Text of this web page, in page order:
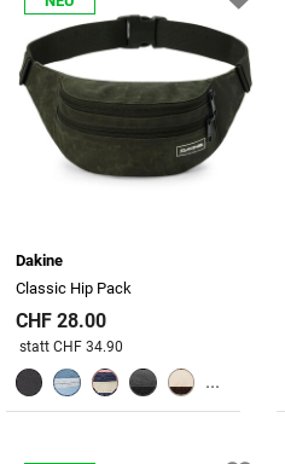
Dakine
Classic Hip Pack
CHF 28.00
Preis reduziert von
statt CHF 34.90
...